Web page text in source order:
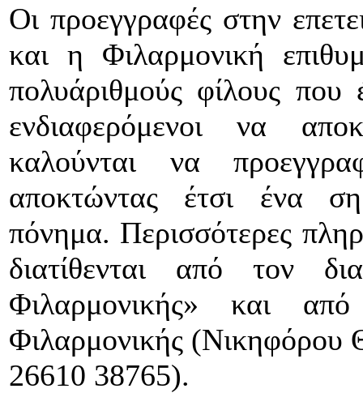
Οι προεγγραφές στην
και η Φιλαρμονική
πολυάριθμούς φίλους
ενδιαφερόμενοι να
καλούνται να
αποκτώντας έτσι ένα
πόνημα. Περισσότερες
διατίθενται από τον
Φιλαρμονικής» και
Φιλαρμονικής (Νικηφόρου
26610 38765).